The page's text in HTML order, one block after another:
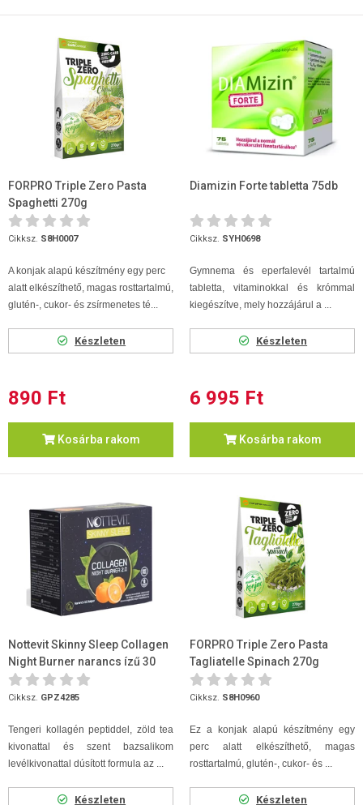
FORPRO Triple Zero Pasta
Spaghetti 270g
Cikksz. S8H0007
A konjak alapú készítmény egy perc
alatt elkészíthető, magas rosttartalmú,
glutén-, cukor- és zsírmenetes té...
Készleten
890 Ft
Kosárba rakom
Diamizin Forte tabletta 75db
Cikksz. SYH0698
Gymnema és eperfalevél tartalmú
tabletta, vitaminokkal és krómmal
kiegészítve, mely hozzájárul a ...
Készleten
6 995 Ft
Kosárba rakom
Nottevit Skinny Sleep Collagen
Night Burner narancs ízű 30
tasak
Cikksz. GPZ4285
Tengeri kollagén peptiddel, zöld tea
kivonattal és szent bazsalikom
levélkivonattal dúsított formula az ...
Készleten
FORPRO Triple Zero Pasta
Tagliatelle Spinach 270g
Cikksz. S8H0960
Ez a konjak alapú készítmény egy
perc alatt elkészíthető, magas
rosttartalmú, glutén-, cukor- és ...
Készleten